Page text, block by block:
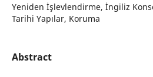
Yeniden İşlevlendirme, İngiliz
Tarihi Yapılar, Koruma
Abstract